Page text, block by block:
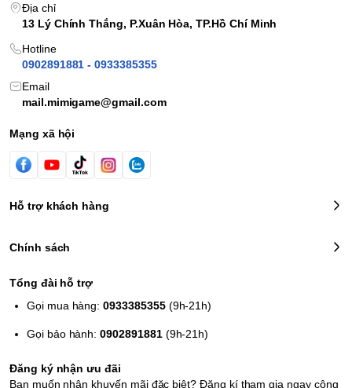
Địa chỉ
13 Lý Chính Thắng, P.Xuân Hòa, TP.Hồ Chí Minh
Hotline
0902891881 - 0933385355
Email
mail.mimigame@gmail.com
Mạng xã hội
Hỗ trợ khách hàng
Chính sách
Tổng đài hỗ trợ
Gọi mua hàng:0933385355(9h-21h)
Gọi bảo hành:0902891881(9h-21h)
Đăng ký nhận ưu đãi
Bạn muốn nhận khuyến mãi đặc biệt? Đăng kí tham gia ngay cộng